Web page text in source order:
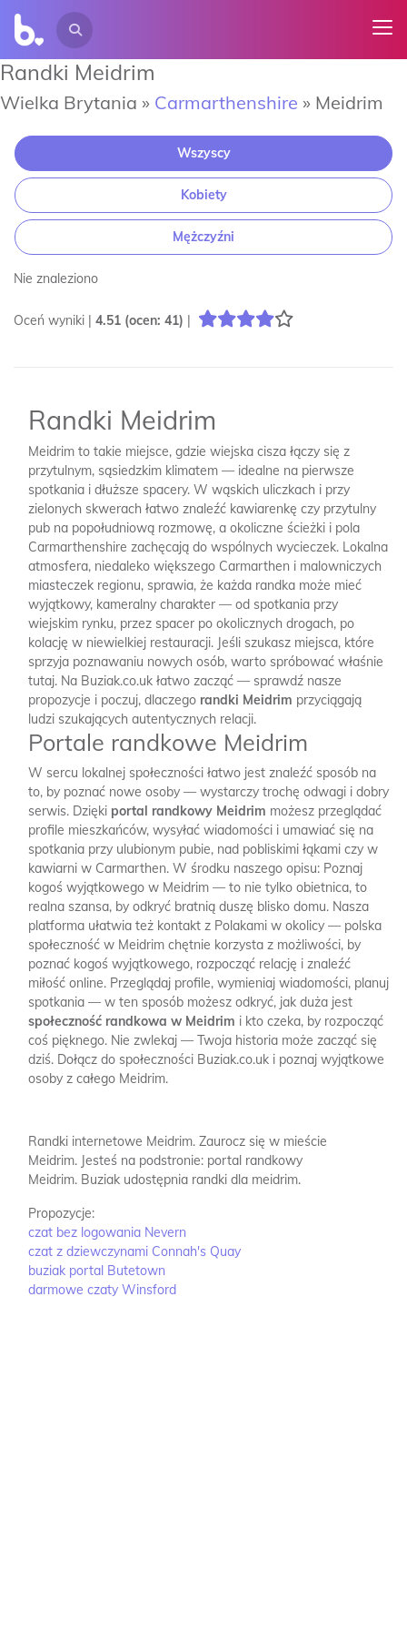
Randki Meidrim
Wielka Brytania » Carmarthenshire » Meidrim
Wszyscy
Kobiety
Mężczyźni
Nie znaleziono
Oceń wyniki | 4.51 (ocen: 41) |
Randki Meidrim
Meidrim to takie miejsce, gdzie wiejska cisza łączy się z
przytulnym, sąsiedzkim klimatem — idealne na pierwsze
spotkania i dłuższe spacery. W wąskich uliczkach i przy
zielonych skwerach łatwo znaleźć kawiarenkę czy przytulny
pub na popołudniową rozmowę, a okoliczne ścieżki i pola
Carmarthenshire zachęcają do wspólnych wycieczek. Lokalna
atmosfera, niedaleko większego Carmarthen i malowniczych
miasteczek regionu, sprawia, że każda randka może mieć
wyjątkowy, kameralny charakter — od spotkania przy
wiejskim rynku, przez spacer po okolicznych drogach, po
kolację w niewielkiej restauracji. Jeśli szukasz miejsca, które
sprzyja poznawaniu nowych osób, warto spróbować właśnie
tutaj. Na Buziak.co.uk łatwo zacząć — sprawdź nasze
propozycje i poczuj, dlaczego randki Meidrim przyciągają
ludzi szukających autentycznych relacji.
Portale randkowe Meidrim
W sercu lokalnej społeczności łatwo jest znaleźć sposób na
to, by poznać nowe osoby — wystarczy trochę odwagi i dobry
serwis. Dzięki portal randkowy Meidrim możesz przeglądać
profile mieszkańców, wysyłać wiadomości i umawiać się na
spotkania przy ulubionym pubie, nad pobliskimi łąkami czy w
kawiarni w Carmarthen. W środku naszego opisu: Poznaj
kogoś wyjątkowego w Meidrim — to nie tylko obietnica, to
realna szansa, by odkryć bratnią duszę blisko domu. Nasza
platforma ułatwia też kontakt z Polakami w okolicy — polska
społeczność w Meidrim chętnie korzysta z możliwości, by
poznać kogoś wyjątkowego, rozpocząć relację i znaleźć
miłość online. Przeglądaj profile, wymieniaj wiadomości, planuj
spotkania — w ten sposób możesz odkryć, jak duża jest
społeczność randkowa w Meidrim i kto czeka, by rozpocząć
coś pięknego. Nie zwlekaj — Twoja historia może zacząć się
dziś. Dołącz do społeczności Buziak.co.uk i poznaj wyjątkowe
osoby z całego Meidrim.
Randki internetowe Meidrim. Zaurocz się w mieście
Meidrim. Jesteś na podstronie: portal randkowy
Meidrim. Buziak udostępnia randki dla meidrim.
Propozycje:
czat bez logowania Nevern
czat z dziewczynami Connah's Quay
buziak portal Butetown
darmowe czaty Winsford